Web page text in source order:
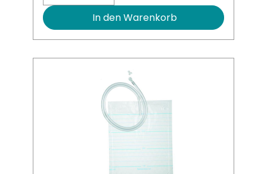
In den Warenkorb